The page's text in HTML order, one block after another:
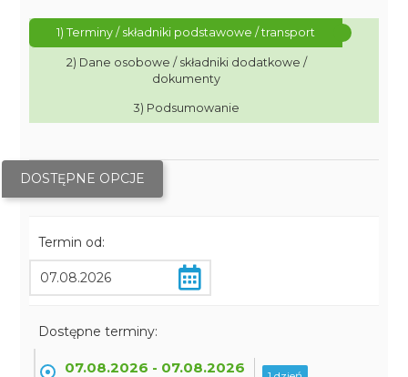
1) Terminy / składniki podstawowe / transport
2) Dane osobowe / składniki dodatkowe /
dokumenty
3) Podsumowanie
DOSTĘPNE OPCJE
Termin od:
Dostępne terminy:
07.08.2026 - 07.08.2026